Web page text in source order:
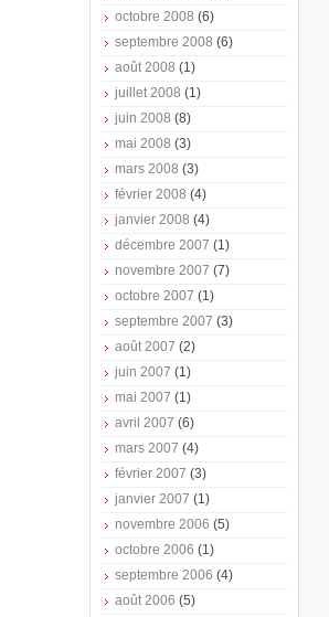
octobre 2008 (6)
septembre 2008 (6)
août 2008 (1)
juillet 2008 (1)
juin 2008 (8)
mai 2008 (3)
mars 2008 (3)
février 2008 (4)
janvier 2008 (4)
décembre 2007 (1)
novembre 2007 (7)
octobre 2007 (1)
septembre 2007 (3)
août 2007 (2)
juin 2007 (1)
mai 2007 (1)
avril 2007 (6)
mars 2007 (4)
février 2007 (3)
janvier 2007 (1)
novembre 2006 (5)
octobre 2006 (1)
septembre 2006 (4)
août 2006 (5)